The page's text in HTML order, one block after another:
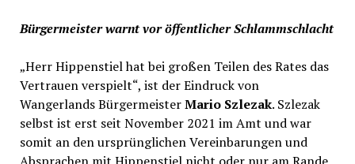
Bürgermeister warnt vor öffentlicher Schlammschlacht
„Herr Hippenstiel hat bei großen Teilen des Rates das
Vertrauen verspielt“, ist der Eindruck von
Wangerlands BürgermeisterMario Szlezak. Szlezak
selbst ist erst seit November 2021 im Amt und war
somit an den ursprünglichen Vereinbarungen und